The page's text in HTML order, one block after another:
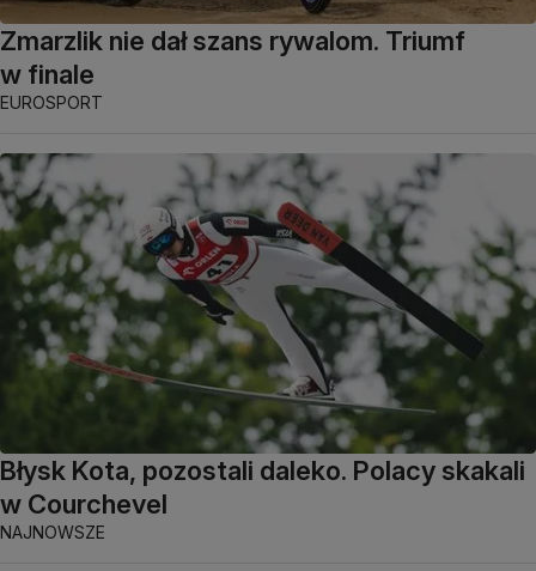
Zmarzlik nie dał szans rywalom. Triumf
w finale
EUROSPORT
Błysk Kota, pozostali daleko. Polacy skakali
w Courchevel
NAJNOWSZE